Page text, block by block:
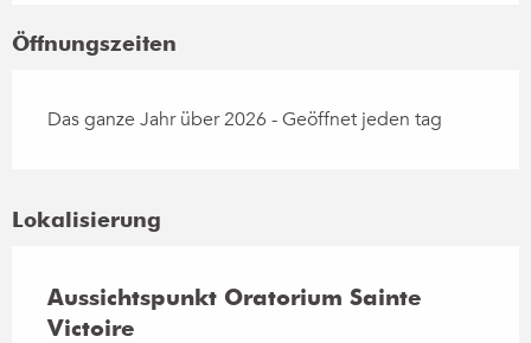
Öffnungszeiten
Das ganze Jahr über 2026 - Geöffnet jeden tag
Lokalisierung
Aussichtspunkt Oratorium Sainte
Victoire